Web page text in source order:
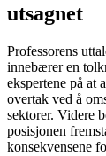
utsagnet
Professorens
innebærer en
ekspertene på at
overtak ved å
sektorer. Videre
posisjonen
konsekvensene